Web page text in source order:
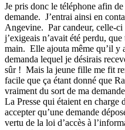
Je pris donc le téléphone afin
demande. J’entrai ainsi en
Angevine. Par candeur, celle-
j’exigeais n’avait été perdu,
main. Elle ajouta même qu’il y
demanda lequel je désirais
sûr ! Mais la jeune fille me fit
facile que ça étant donné que
vraiment du sort de ma
La Presse qui étaient en charge
accepter qu’une demande
vertu de la loi d’accès à